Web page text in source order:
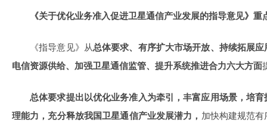
《关于优化业务准入促进卫星通信产业发展的指导意见》重
《指导意见》从总体要求、有序扩大市场开放、持续拓展
电信资源供给、加强卫星通信监管、提升系统推进合力六大方面
总体要求提出以优化业务准入为牵引，丰富应用场景，培
理能力，充分释放我国卫星通信产业发展潜力， 加快构建规范